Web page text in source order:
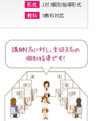
形式
1対3個別指導形式
教科
5教科対応